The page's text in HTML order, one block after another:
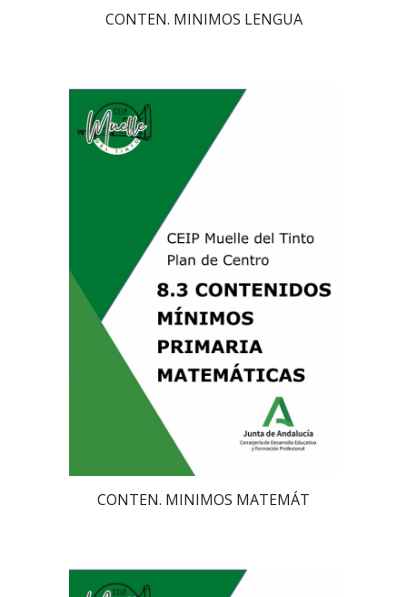
CONTEN. MINIMOS LENGUA
CONTEN. MINIMOS MATEMÁT